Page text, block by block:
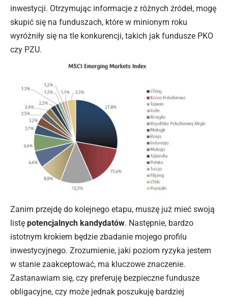
inwestycji. Otrzymując informacje z różnych źródeł, mogę
skupić się na funduszach, które w minionym roku
wyróżniły się na tle konkurencji, takich jak fundusze PKO
czy PZU.
Zanim przejdę do kolejnego etapu, muszę już mieć swoją
listę potencjalnych kandydatów. Następnie, bardzo
istotnym krokiem będzie zbadanie mojego profilu
inwestycyjnego. Zrozumienie, jaki poziom ryzyka jestem
w stanie zaakceptować, ma kluczowe znaczenie.
Zastanawiam się, czy preferuję bezpieczne fundusze
obligacyjne, czy może jednak poszukuję bardziej